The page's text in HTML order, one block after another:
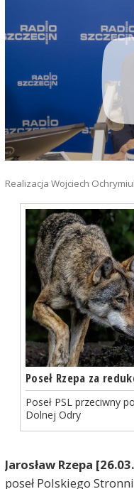
Realizacja Wojciech
Poseł Rzepa za
Poseł PSL przeciwny
Dolnej Odry
Jarosław Rzepa
poseł Polskiego